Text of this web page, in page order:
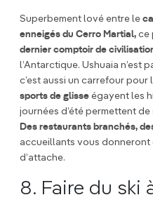
Superbement lové entre le
enneigés du Cerro Martial, ce
dernier comptoir de
l’Antarctique. Ushuaia n’est
c’est aussi un carrefour pour
sports de glisse égayent les
journées d’été permettent
Des restaurants branchés,
accueillants vous donneront
d’attache.
8. Faire du ski